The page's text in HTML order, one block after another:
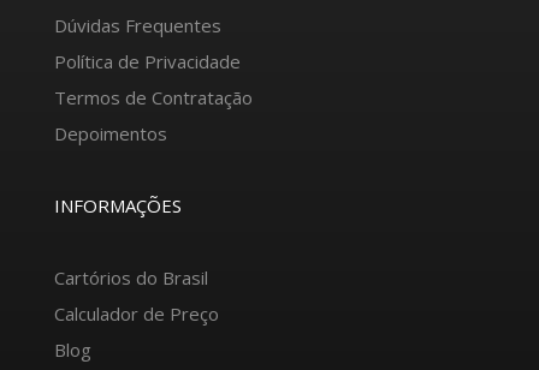
Dúvidas Frequentes
Política de Privacidade
Termos de Contratação
Depoimentos
INFORMAÇÕES
Cartórios do Brasil
Calculador de Preço
Blog